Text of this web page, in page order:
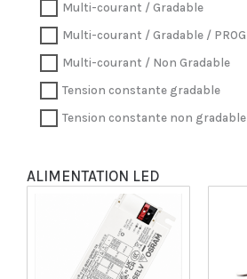
Multi-courant / Gradable
Multi-courant / Gradable / PROG
Multi-courant / Non Gradable
Tension constante gradable
Tension constante non gradable
ALIMENTATION LED